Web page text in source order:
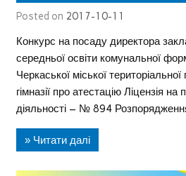
Posted on 2017-10-11
Конкурс на посаду директора
середньої освіти комунальної
Черкаської міської
гімназії про атестацію Ліцензія
діяльності – № 894
» Читати далі